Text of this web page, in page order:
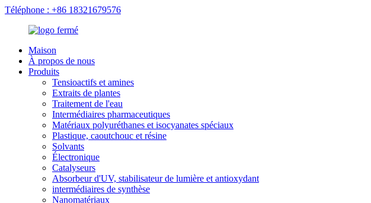
Téléphone : +86 18321679576
Maison
À propos de nous
Produits
Tensioactifs et amines
Extraits de plantes
Traitement de l'eau
Intermédiaires pharmaceutiques
Matériaux polyuréthanes et isocyanates spéciaux
Plastique, caoutchouc et résine
Solvants
Électronique
Catalyseurs
Absorbeur d'UV, stabilisateur de lumière et antioxydant
intermédiaires de synthèse
Nanomatériaux